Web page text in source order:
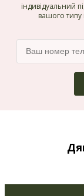
індивідуальний
вашого